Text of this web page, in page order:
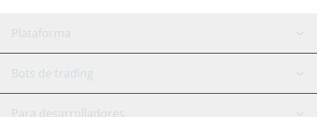
Plataforma
Bot GRID
Bots de trading
Binance
Para desarrolladores